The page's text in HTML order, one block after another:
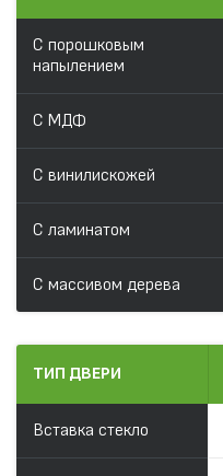
С порошковым
напылением
С МДФ
С винилискожей
С ламинатом
С массивом дерева
ТИП ДВЕРИ
Вставка стекло